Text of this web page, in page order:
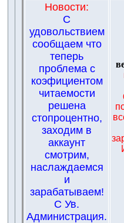
Новости:
С
удовольствием
сообщаем что
теперь
проблема с
коэфициентом
читаемости
решена
стопроцентно,
заходим в
аккаунт
смотрим,
наслаждаемся
и
зарабатываем!
С Ув.
Администрация.